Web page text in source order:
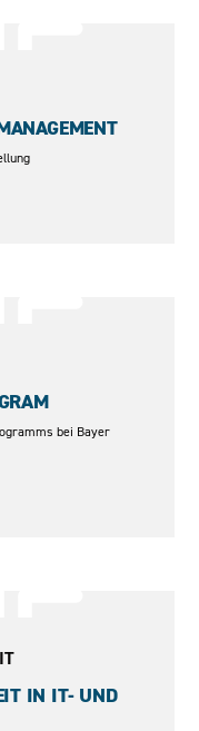
bei Bayer
IN IT- UND